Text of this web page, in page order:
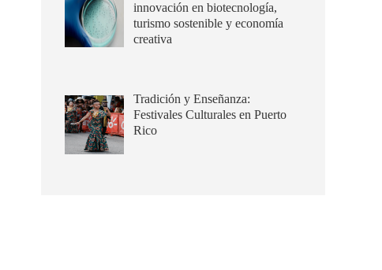
innovación en biotecnología,
turismo sostenible y economía
creativa
Tradición y Enseñanza:
Festivales Culturales en Puerto
Rico